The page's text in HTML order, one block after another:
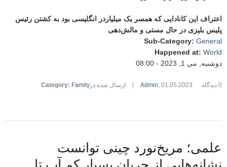
اعتراف این کانادایی که همسر یک میلیاردر انگلیسی بود به کشتن رئیس
پلیس بلیزی در حال مستی و مالش‌دهی
Sub-Category: General
Happened at: World
دوشنبه, می 1, 2023 - 08:00
Admin, 01.05.2023 ارسال شده در Category: Family 0 دیدگاه
علمی؛ مریخ‌نورد چینی توانست